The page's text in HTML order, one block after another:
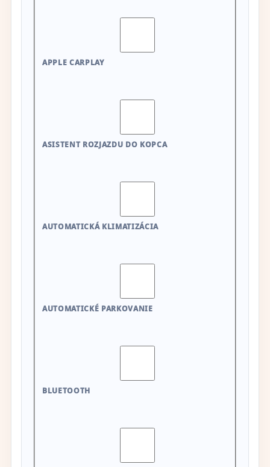
APPLE CARPLAY
ASISTENT ROZJAZDU DO KOPCA
AUTOMATICKÁ KLIMATIZÁCIA
AUTOMATICKÉ PARKOVANIE
BLUETOOTH